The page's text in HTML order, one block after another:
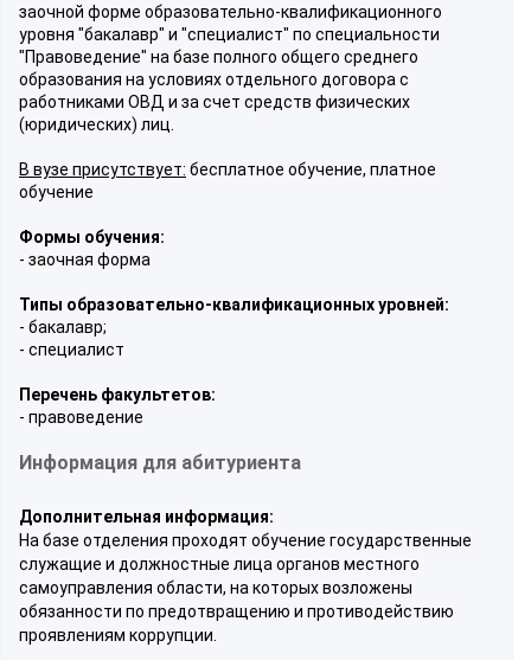
заочной форме образовательно-квалификационного
уровня "бакалавр" и "специалист" по специальности
"Правоведение" на базе полного общего среднего
образования на условиях отдельного договора с
работниками ОВД и за счет средств физических
(юридических) лиц.
В вузе присутствует: бесплатное обучение, платное
обучение
Формы обучения:
- заочная форма
Типы образовательно-квалификационных уровней:
- бакалавр;
- специалист
Перечень факультетов:
- правоведение
Информация для абитуриента
Дополнительная информация:
На базе отделения проходят обучение государственные
служащие и должностные лица органов местного
самоуправления области, на которых возложены
обязанности по предотвращению и противодействию
проявлениям коррупции.